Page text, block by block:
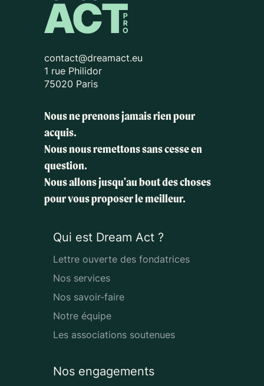
contact@dreamact.eu
1 rue Philidor
75020 Paris
Nous ne prenons jamais rien pour
acquis.
Nous nous remettons sans cesse en
question.
Nous allons jusqu'au bout des choses
pour vous proposer le meilleur.
Qui est Dream Act ?
Lettre ouverte des fondatrices
Nos services
Nos savoir-faire
Notre équipe
Les associations soutenues
Nos engagements